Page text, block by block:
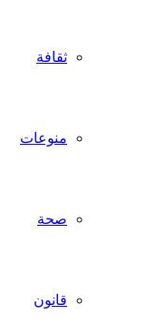
ثقافة
منوعات
صحة
قانون